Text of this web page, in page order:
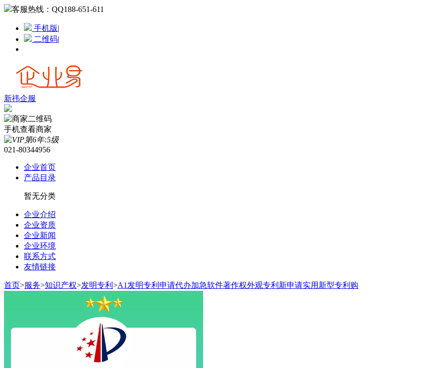
客服热线： QQ188-651-611
手机版|
二维码|
新祎企服
手机查看商家
021-80344956
企业首页
产品目录
暂无分类
企业介绍
企业资质
企业新闻
企业环境
联系方式
友情链接
首页>服务>知识产权>发明专利 >A1发明专利申请代办加急软件著作权外观专利新申请实用新型专利购